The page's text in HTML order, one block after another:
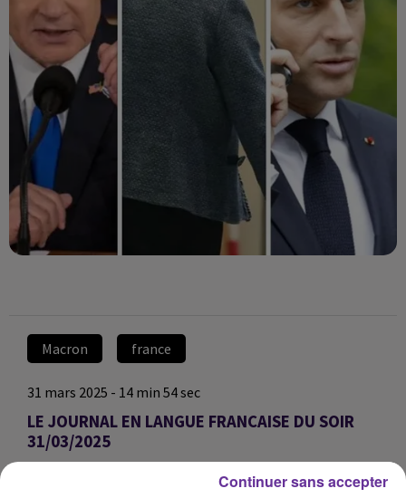
Macron france
31 mars 2025 - 14 min 54 sec
LE JOURNAL EN LANGUE FRANCAISE DU SOIR
31/03/2025
Continuer sans accepter